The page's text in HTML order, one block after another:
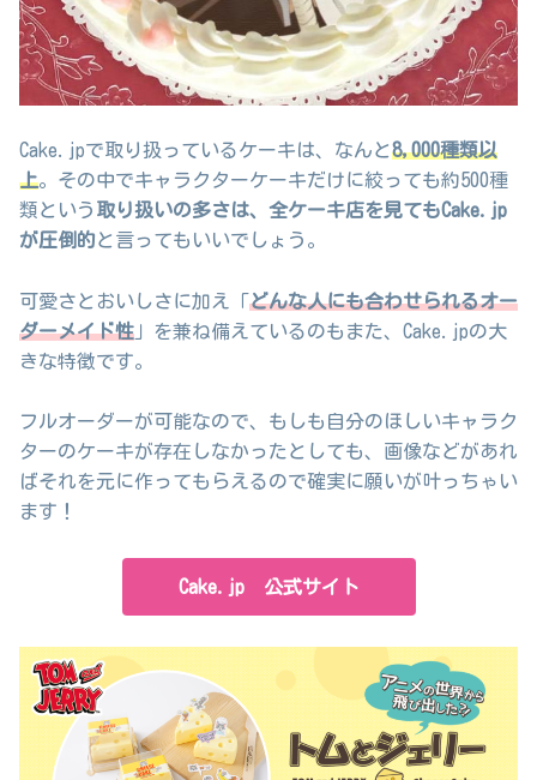
Cake.jpで取り扱っているケーキは、なんと8,000種類以
上。その中でキャラクターケーキだけに絞っても約500種
類という 取り扱いの多さは、全ケーキ店を見てもCake.jp
が圧倒的と言ってもいいでしょう。
可愛さとおいしさに加え「 どんな人にも合わせられるオー
ダーメイド性 」を兼ね備えているのもまた、Cake.jpの大
きな特徴です。
フルオーダーが可能なので、もしも自分のほしいキャラク
ターのケーキが存在しなかったとしても、画像などがあれ
ばそれを元に作ってもらえるので確実に願いが叶っちゃい
ます！
Cake.jp 公式サイト